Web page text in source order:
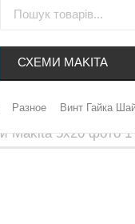
СХЕМИ MAKITA
Разное Винт Гайка